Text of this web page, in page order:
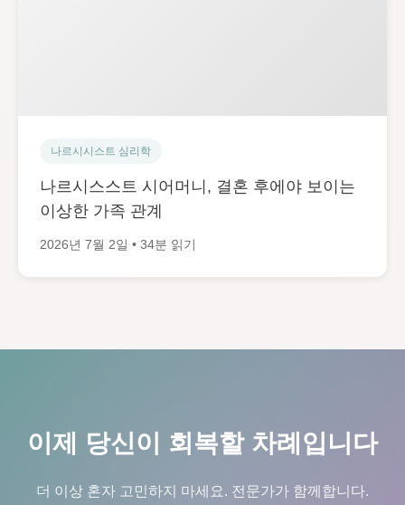
나르시시스트 심리학
나르시스스트 시어머니, 결혼 후에야 보이는
이상한 가족 관계
2026년 7월 2일 • 34분 읽기
이제 당신이 회복할 차례입니다
더 이상 혼자 고민하지 마세요. 전문가가 함께합니다.